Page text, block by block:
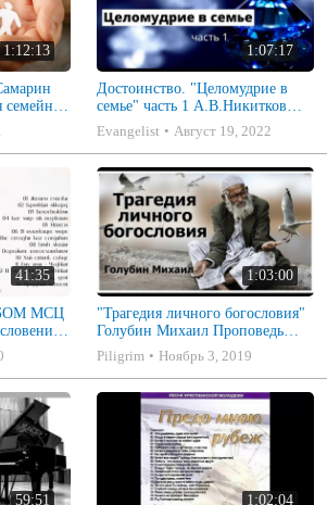
1:12:13 1:07:17
Достоинство. "Целомудрие в
семье" часть 1 А.В.Никитков
Беседа для семейных МСЦ ЕХБ
Evangelist Август 19, 2022
41:35
МСЦ
1:03:00
"Трагедия личного богословия"
Голубин Михаил Проповедь
2019
Piligrim Ноябрь 3, 2019
59:51 1:02:04